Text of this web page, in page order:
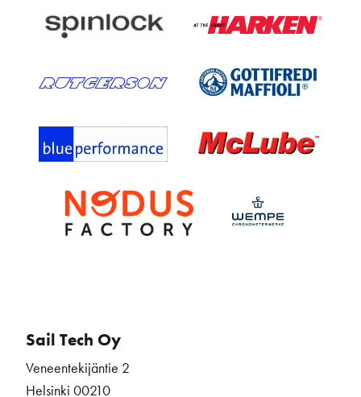
Sail Tech Oy
Veneentekijäntie 2
Helsinki 00210